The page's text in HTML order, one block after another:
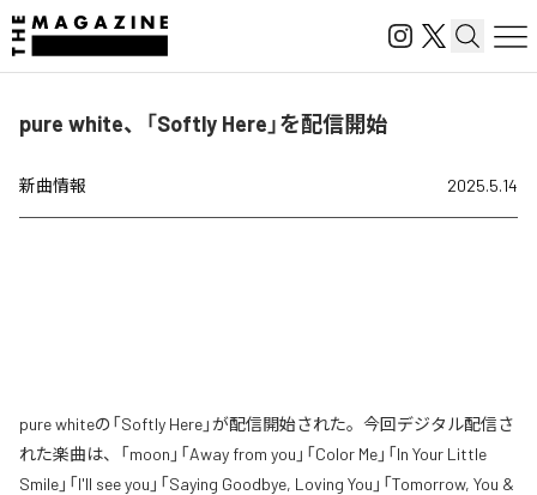
pure white、「Softly Here」を配信開始
新曲情報 2025.5.14
pure whiteの「Softly Here」が配信開始された。今回デジタル配信さ
れた楽曲は、「moon」「Away from you」「Color Me」「In Your Little
Smile」「I'll see you」「Saying Goodbye, Loving You」「Tomorrow, You &